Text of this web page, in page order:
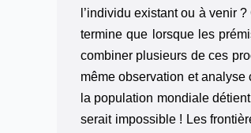
l’individu existant ou à venir
termine que lorsque les
combiner plusieurs de ces
même observation et
la population mondiale
serait impossible ! Les